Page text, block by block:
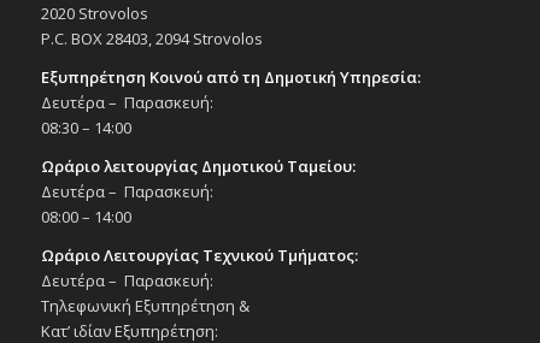
2020 Strovolos
P.C. BOX 28403, 2094 Strovolos
Εξυπηρέτηση Κοινού από τη Δημοτική Υπηρεσία:
Δευτέρα – Παρασκευή:
08:30 – 14:00
Ωράριο λειτουργίας Δημοτικού Ταμείου:
Δευτέρα – Παρασκευή:
08:00 – 14:00
Ωράριο Λειτουργίας Τεχνικού Τμήματος:
Δευτέρα – Παρασκευή:
Τηλεφωνική Εξυπηρέτηση &
Κατ’ ιδίαν Εξυπηρέτηση: